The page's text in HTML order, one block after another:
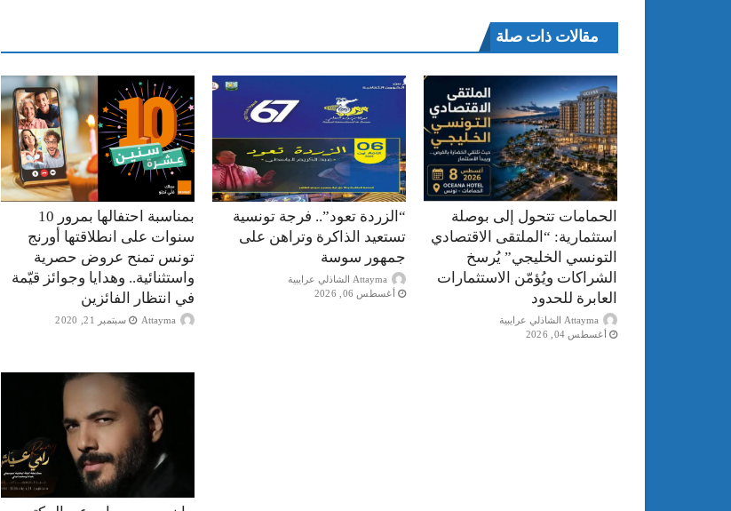
مقالات ذات صلة
بمناسبة احتفالها بمرور 10
سنوات على انطلاقتها أورنج
تونس تمنح عروض حصرية
واستثنائية.. وهدايا وجوائز قيّمة
في انتظار الفائزين
Attayma سبتمبر 21, 2020
“الزردة تعود”.. فرجة تونسية
تستعيد الذاكرة وتراهن على
جمهور سوسة
Attayma الشاذلي عرايبية
أغسطس 06, 2026
الحمامات تتحول إلى بوصلة
استثمارية: “الملتقى الاقتصادي
التونسي الخليجي” يُرسخ
الشراكات ويُؤمّن الاستثمارات
العابرة للحدود
Attayma الشاذلي عرايبية
أغسطس 04, 2026